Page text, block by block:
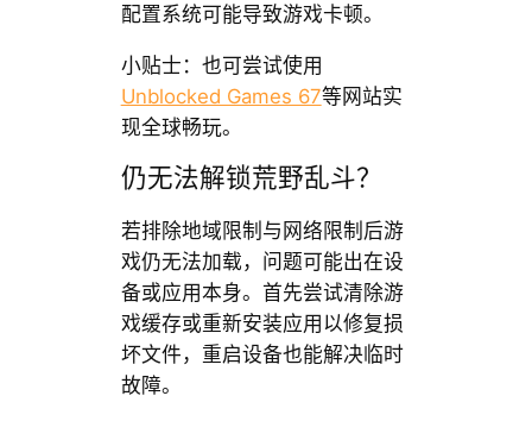
配置系统可能导致游戏卡顿。
小贴士：也可尝试使用
Unblocked Games 67等网站实
现全球畅玩。
仍无法解锁荒野乱斗？
若排除地域限制与网络限制后游
戏仍无法加载，问题可能出在设
备或应用本身。首先尝试清除游
戏缓存或重新安装应用以修复损
坏文件，重启设备也能解决临时
故障。